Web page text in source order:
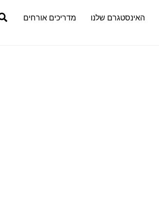
האינסטגרם שלנו מדריכים אורחים